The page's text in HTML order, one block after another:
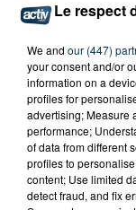
FOREZTIVAL :
PROPOS
Le respect
We and our (447)
your consent and/or
information on a
profiles for
advertising; Measure
performance;
of data from different
profiles to
content; Use limited
detect fraud, and fix